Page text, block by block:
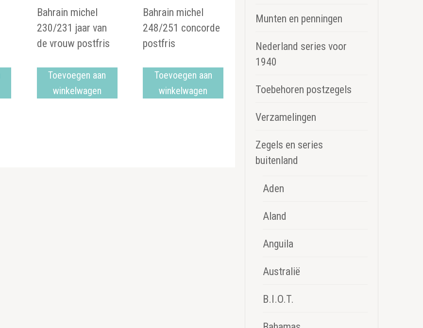
Bahrain michel
230/231 jaar van
de vrouw postfris
Toevoegen aan
winkelwagen
Bahrain michel
248/251 concorde
postfris
Toevoegen aan
winkelwagen
Munten en penningen
Nederland series voor
1940
Toebehoren postzegels
Verzamelingen
Zegels en series
buitenland
Aden
Aland
Anguila
Australië
B.I.O.T.